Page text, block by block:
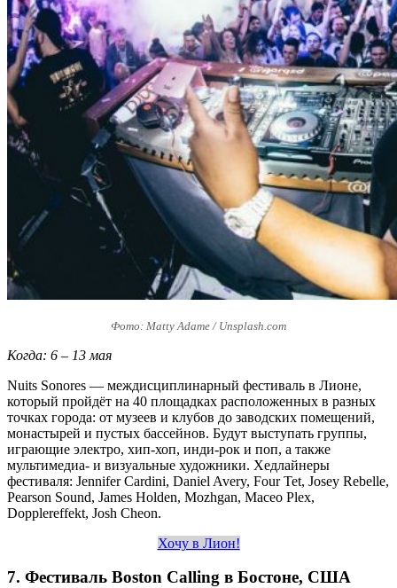
Фото: Matty Adame / Unsplash.com
Когда: 6 – 13 мая
Nuits Sonores — междисциплинарный фестиваль в Лионе,
который пройдёт на 40 площадках расположенных в разных
точках города: от музеев и клубов до заводских помещений,
монастырей и пустых бассейнов. Будут выступать группы,
играющие электро, хип-хоп, инди-рок и поп, а также
мультимедиа- и визуальные художники. Хедлайнеры
фестиваля: Jennifer Cardini, Daniel Avery, Four Tet, Josey Rebelle,
Pearson Sound, James Holden, Mozhgan, Maceo Plex,
Dopplereffekt, Josh Cheon.
Хочу в Лион!
7. Фестиваль Boston Calling в Бостоне, США